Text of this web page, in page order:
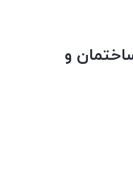
و